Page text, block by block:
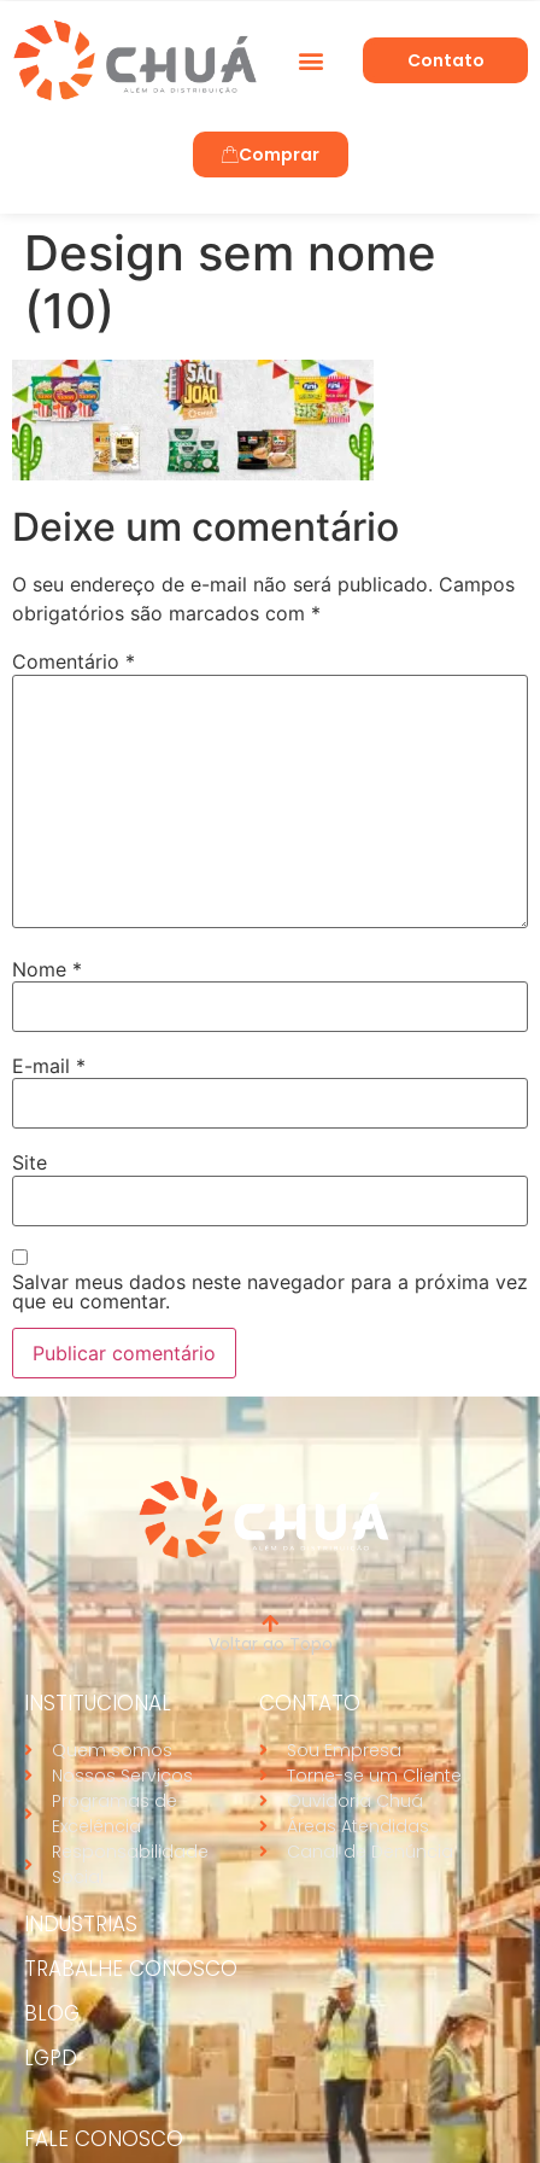
Comprar
Contato
Design sem nome
(10)
Deixe um comentário
O seu endereço de e-mail não será publicado. Campos
obrigatórios são marcados com *
Comentário *
Nome *
E-mail *
Site
Salvar meus dados neste navegador para a próxima vez
que eu comentar.
Voltar ao Topo
INSTITUCIONAL
Quem somos
Nossos Serviços
Programas de
Excelência
Responsabilidade
Social
INDUSTRIAS
TRABALHE CONOSCO
BLOG
LGPD
CONTATO
Sou Empresa
Torne-se um Cliente
Ouvidoria Chuá
Áreas Atendidas
Canal de Denúncia
FALE CONOSCO